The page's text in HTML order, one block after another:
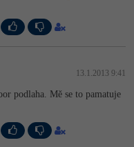
13.1.2013 9:41
podlaha. Mě se to pamatuje